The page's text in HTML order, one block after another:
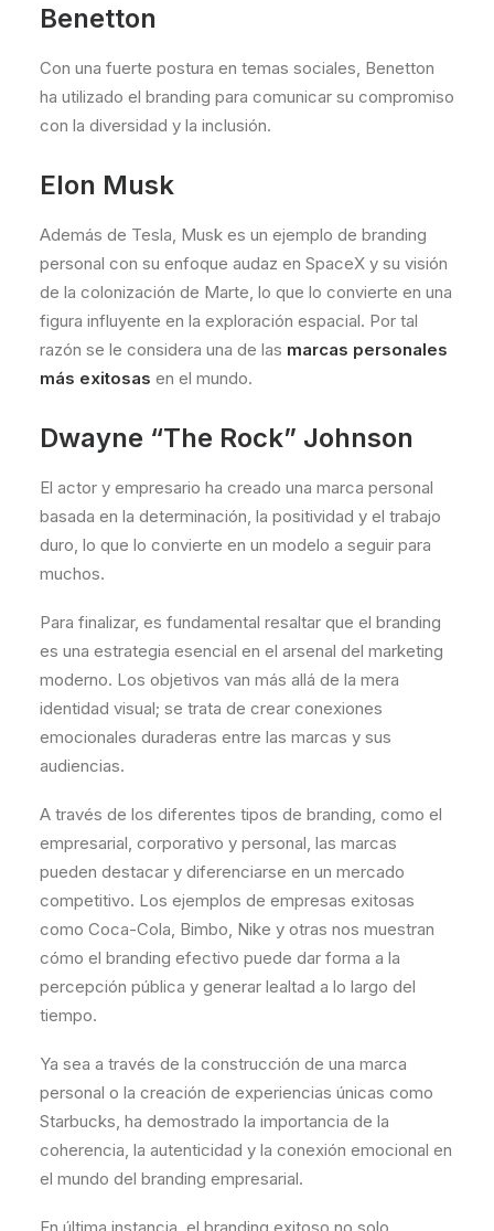
Benetton
Con una fuerte postura en temas sociales, Benetton
ha utilizado el branding para comunicar su compromiso
con la diversidad y la inclusión.
Elon Musk
Además de Tesla, Musk es un ejemplo de branding
personal con su enfoque audaz en SpaceX y su visión
de la colonización de Marte, lo que lo convierte en una
figura influyente en la exploración espacial. Por tal
razón se le considera una de las marcas personales
más exitosas en el mundo.
Dwayne “The Rock” Johnson
El actor y empresario ha creado una marca personal
basada en la determinación, la positividad y el trabajo
duro, lo que lo convierte en un modelo a seguir para
muchos.
Para finalizar, es fundamental resaltar que el branding
es una estrategia esencial en el arsenal del marketing
moderno. Los objetivos van más allá de la mera
identidad visual; se trata de crear conexiones
emocionales duraderas entre las marcas y sus
audiencias.
A través de los diferentes tipos de branding, como el
empresarial, corporativo y personal, las marcas
pueden destacar y diferenciarse en un mercado
competitivo. Los ejemplos de empresas exitosas
como Coca-Cola, Bimbo, Nike y otras nos muestran
cómo el branding efectivo puede dar forma a la
percepción pública y generar lealtad a lo largo del
tiempo.
Ya sea a través de la construcción de una marca
personal o la creación de experiencias únicas como
Starbucks, ha demostrado la importancia de la
coherencia, la autenticidad y la conexión emocional en
el mundo del branding empresarial.